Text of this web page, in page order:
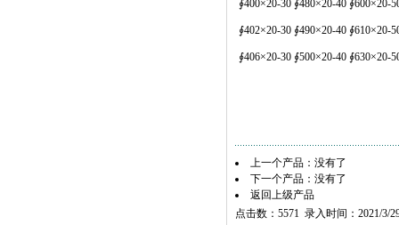
∮400×20-30 ∮480×20-40 ∮600×20-
∮402×20-30 ∮490×20-40 ∮610×20-
∮406×20-30 ∮500×20-40 ∮630×20-
上一个产品：没有了
下一个产品：没有了
返回上级产品
点击数：5571 录入时间：2021/3/